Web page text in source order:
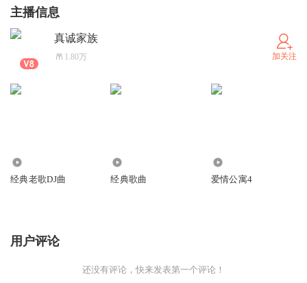
主播信息
真诚家族
1.80万 加关注
经典老歌DJ曲 经典歌曲 爱情公寓4
用户评论
还没有评论，快来发表第一个评论！